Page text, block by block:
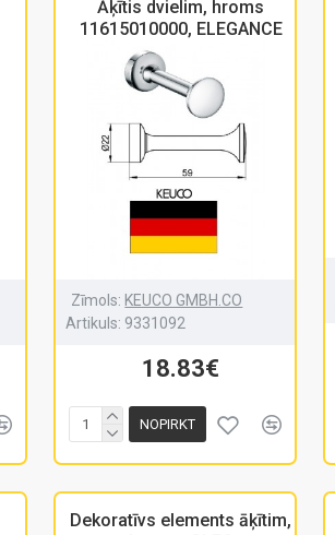
Āķītis dvielim, hroms
11615010000, ELEGANCE
Zīmols: KEUCO GMBH.CO
Artikuls: 9331092
18.83€
NOPIRKT
Dekoratīvs elements āķītim,